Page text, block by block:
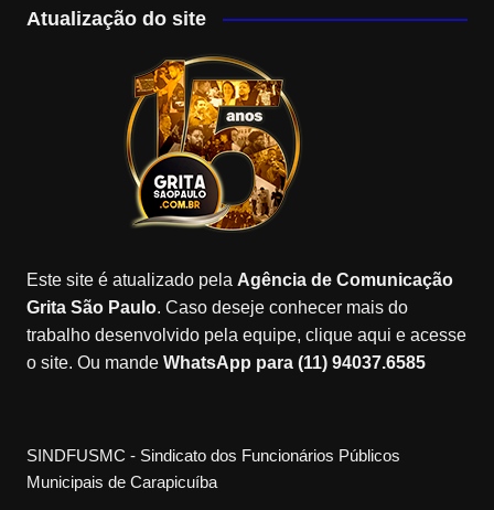
c
a
m
T
o
k
o
gl
e
M
a
p
s
tt
er
u
u
b
e
C
a
n
n
el
Atualização do site
Este site é atualizado pela Agência de Comunicação
Grita São Paulo. Caso deseje conhecer mais do
trabalho desenvolvido pela equipe, clique aqui e acesse
o site. Ou mande WhatsApp para (11) 94037.6585
SINDFUSMC - Sindicato dos Funcionários Públicos
Municipais de Carapicuíba